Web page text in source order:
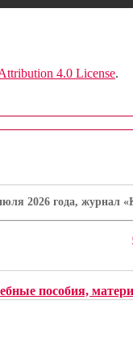
4.0 License.
2026 года, журнал
пособия,